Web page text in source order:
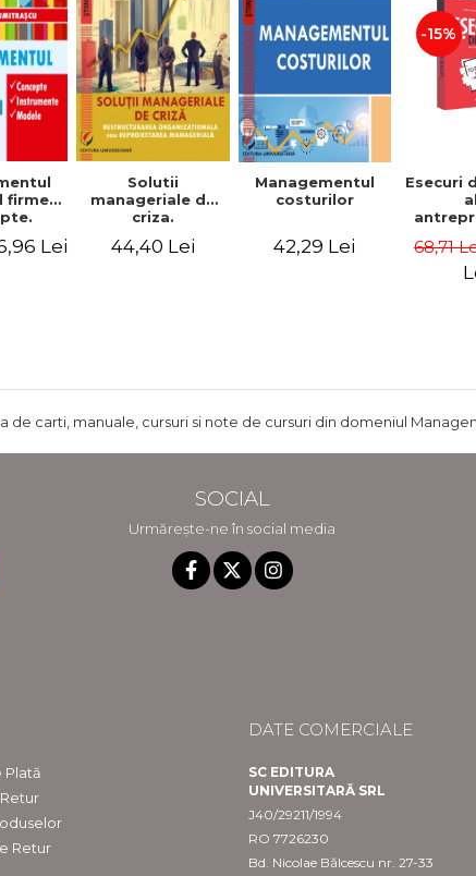
firmei.
Lei
Solutii
manageriale de
criza.
organizationala
44,40 Lei
Managementul
costurilor
42,29 Lei
-15%
Esecuri
esec
68,71
de carti, manuale, cursuri si note de cursuri din domeniul
SOCIAL
Urmărește-ne în social media
Plată
Retur
DATE COMERCIALE
SC EDITURA
UNIVERSITARĂ SRL
J40/29211/1994
RO 7726230
Bd. Nicolae Bălcescu nr. 27-33